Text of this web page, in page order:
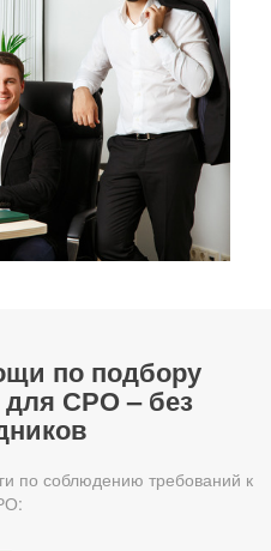
по подбору
для СРО – без
по соблюдению требований к